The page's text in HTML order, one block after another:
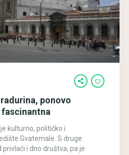
ponovo
fascinantna
kulturno, političko i
Gvatemale. S druge
i dno društva, pa je